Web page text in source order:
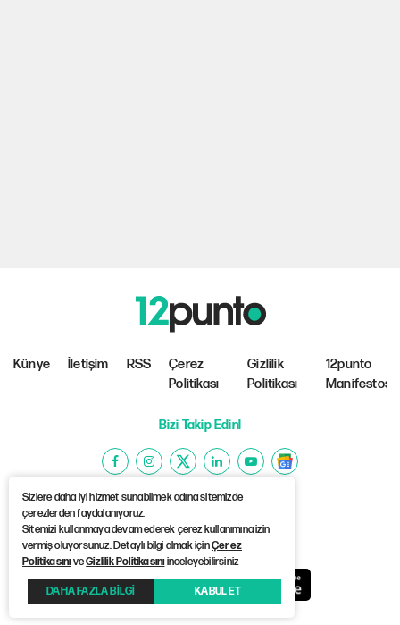
Sizlere daha iyi hizmet sunabilmek adına sitemizde
çerezlerden faydalanıyoruz.
Sitemizi kullanmaya devam ederek çerez kullanımına izin
vermiş oluyorsunuz. Detaylı bilgi almak içinÇerez
PolitikasınıveGizlilik Politikasınıinceleyebilirsiniz
DAHA FAZLA BİLGİ KABUL ET
Künye İletişim RSS
Çerez
Politikası
Gizlilik
Politikası
12punto
Manifestosu
Bizi Takip Edin!
©Copyright 2026 12punto